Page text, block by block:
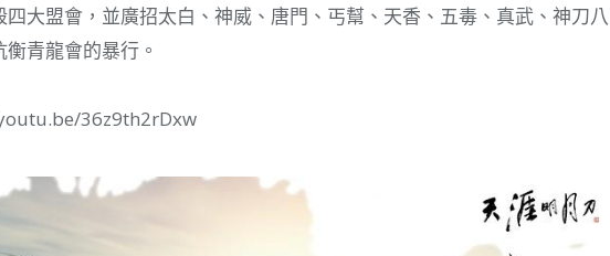
大盟會，並廣招太白、神威、唐門、丐幫、天香、五毒、真武、神刀八
青龍會的暴行。
36z9th2rDxw